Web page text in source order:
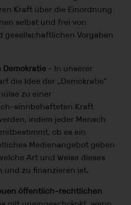
Kraft über die Einordnung
selbst und frei von
gesellschaftlichen Vorgaben
Demokratie - In unserer
die Idee der „Demokratie“
zu einer
sinnbehafteten Kraft
indem jeder Mensch
ob es ein
Medienangebot geben
Art und Weise dieses
und zu finanzieren ist.
öffentlich-rechtlichen